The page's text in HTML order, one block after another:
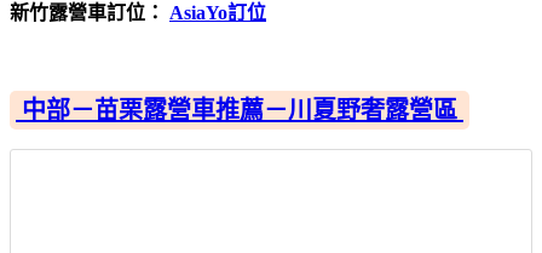
新竹露營車訂位： AsiaYo訂位
中部－苗栗露營車推薦－川夏野奢露營區